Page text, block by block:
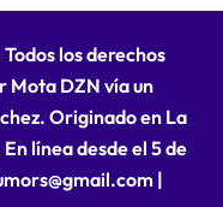
los derechos
Mota DZN vía un
Originado en La
línea desde el 5 de
|